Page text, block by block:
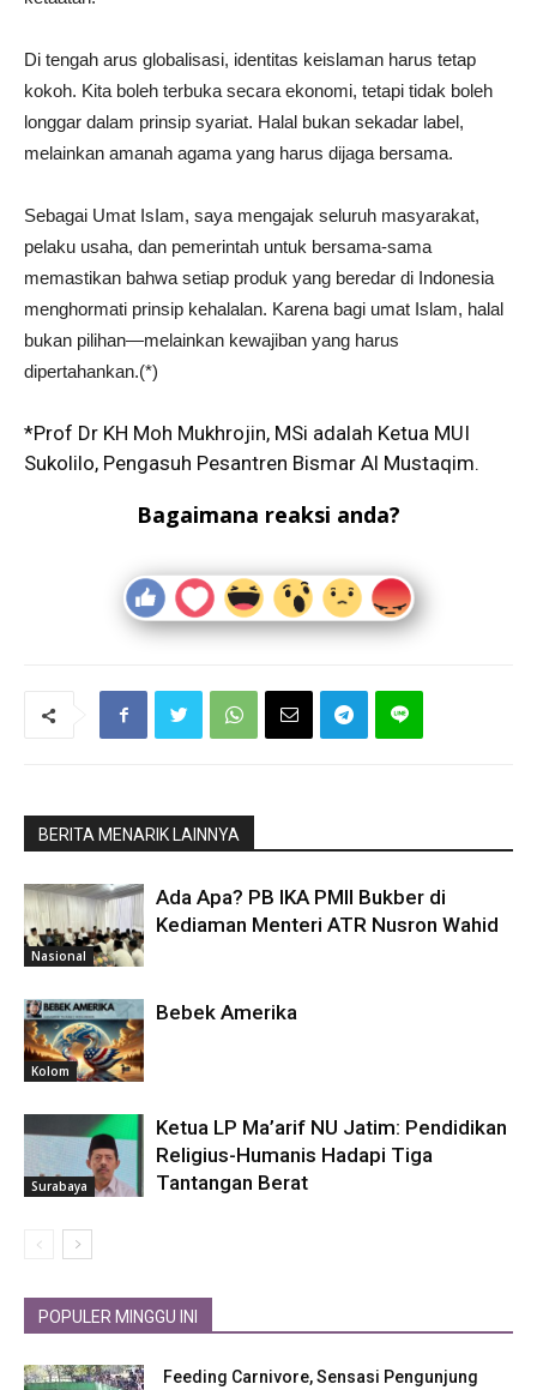
Di tengah arus globalisasi, identitas keislaman harus tetap
kokoh. Kita boleh terbuka secara ekonomi, tetapi tidak boleh
longgar dalam prinsip syariat. Halal bukan sekadar label,
melainkan amanah agama yang harus dijaga bersama.
Sebagai Umat IsIam, saya mengajak seluruh masyarakat,
pelaku usaha, dan pemerintah untuk bersama-sama
memastikan bahwa setiap produk yang beredar di Indonesia
menghormati prinsip kehalalan. Karena bagi umat Islam, halal
bukan pilihan—melainkan kewajiban yang harus
dipertahankan.(*)
*Prof Dr KH Moh Mukhrojin, MSi adalah Ketua MUI
Sukolilo, Pengasuh Pesantren Bismar Al Mustaqim.
Bagaimana reaksi anda?
BERITA MENARIK LAINNYA
Nasional
Ada Apa? PB IKA PMII Bukber di
Kediaman Menteri ATR Nusron Wahid
Kolom
Bebek Amerika
Surabaya
Ketua LP Ma’arif NU Jatim: Pendidikan
Religius-Humanis Hadapi Tiga
Tantangan Berat
POPULER MINGGU INI
Feeding Carnivore, Sensasi Pengunjung